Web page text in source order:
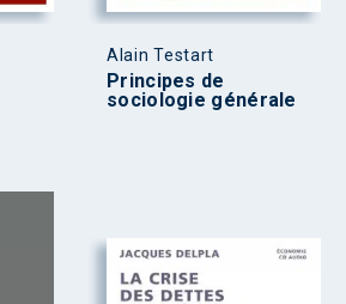
Alain Testart
Principes de
sociologie générale